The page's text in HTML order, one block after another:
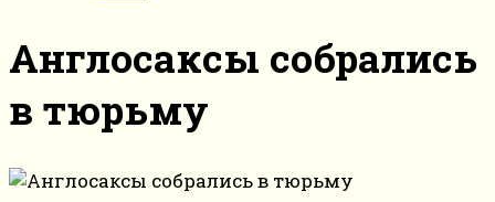
Англосаксы собрались
в тюрьму